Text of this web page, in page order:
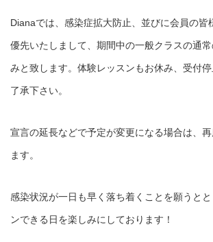
Dianaでは、感染症拡大防止、並びに会員の皆
優先いたしまして、期間中の一般クラスの通
みと致します。体験レッスンもお休み、受付
了承下さい。
宣言の延長などで予定が変更になる場合は、
ます。
感染状況が一日も早く落ち着くことを願うと
ンできる日を楽しみにしております！